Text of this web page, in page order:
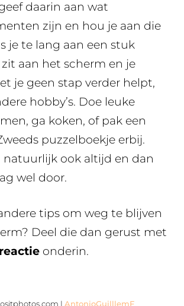
daarin aan wat
zijn en hou je aan die
je te lang aan een stuk
aan het scherm en je
je geen stap verder helpt,
hobby’s. Doe leuke
ga koken, of pak een
puzzelboekje erbij.
natuurlijk ook altijd en dan
wel door.
tips om weg te blijven
Deel die dan gerust met
reactie onderin.
| AntonioGuilllemF